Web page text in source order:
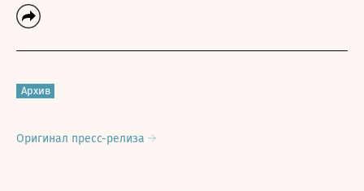
Архив
Оригинал пресс-релиза